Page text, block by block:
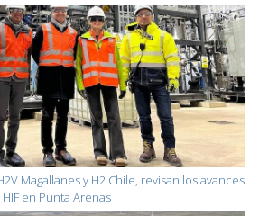
Magallanes y H2 Chile, revisan los avances
en Punta Arenas